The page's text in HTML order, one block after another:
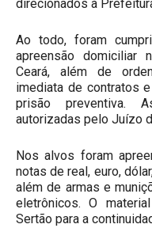
direcionados à
Ao todo, foram
apreensão domiciliar
Ceará, além de
imediata de contratos
prisão preventiva.
autorizadas pelo Juízo
Nos alvos foram
notas de real, euro,
além de armas e
eletrônicos. O
Sertão para a